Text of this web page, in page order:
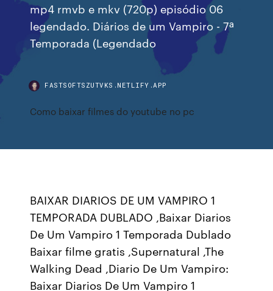
mp4 rmvb e mkv (720p) episódio 06
legendado. Diários de um Vampiro - 7ª
Temporada (Legendado
FASTSOFTSZUTVKS.NETLIFY.APP
Como baixar filmes do youtube no pc
BAIXAR DIARIOS DE UM VAMPIRO 1
TEMPORADA DUBLADO ,Baixar Diarios
De Um Vampiro 1 Temporada Dublado
Baixar filme gratis ,Supernatural ,The
Walking Dead ,Diario De Um Vampiro:
Baixar Diarios De Um Vampiro 1